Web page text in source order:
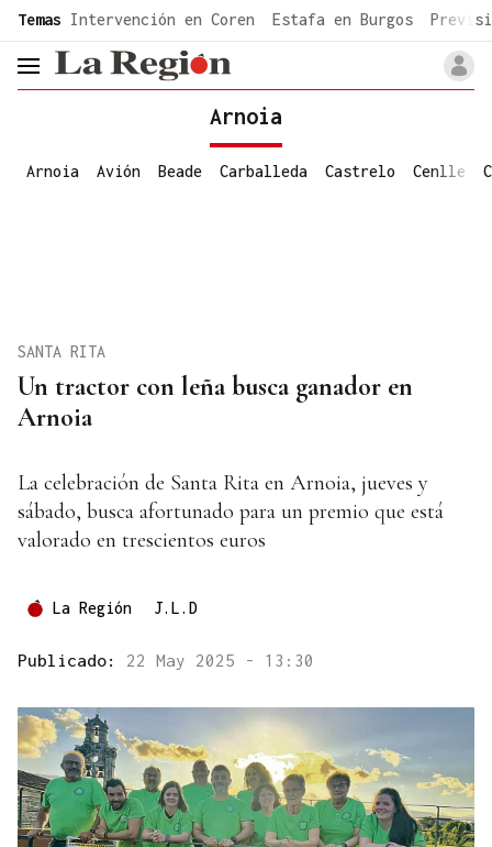
common.go-to-content
Temas Intervención en Coren Estafa en Burgos
header.menu.open
Arnoia
Arnoia Avión Beade Carballeda Castrelo Cenlle
Un tractor con leña busca ganador en
Arnoia
SANTA RITA
La celebración de Santa Rita en Arnoia, jueves y
sábado, busca afortunado para un premio que está
valorado en trescientos euros
La Región J.L.D
Publicado: 22 May 2025 - 13:30